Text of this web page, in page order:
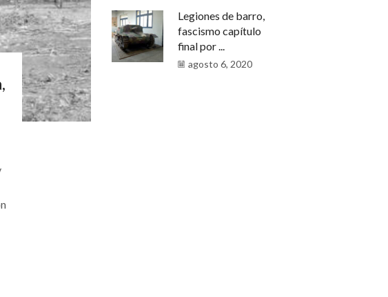
Legiones de barro,
fascismo capítulo
final por ...
agosto 6, 2020